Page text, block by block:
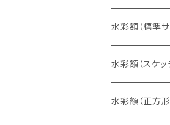
水彩額（標準サ
インチ判（
八切判（
水彩額（スケッ
スケッチ4Ｆ（
水彩額（正方形